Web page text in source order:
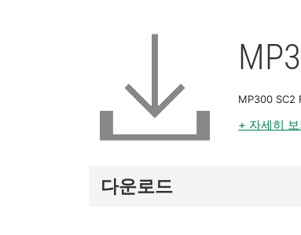
MP300 SC2
+ 자세히 보
다운로드